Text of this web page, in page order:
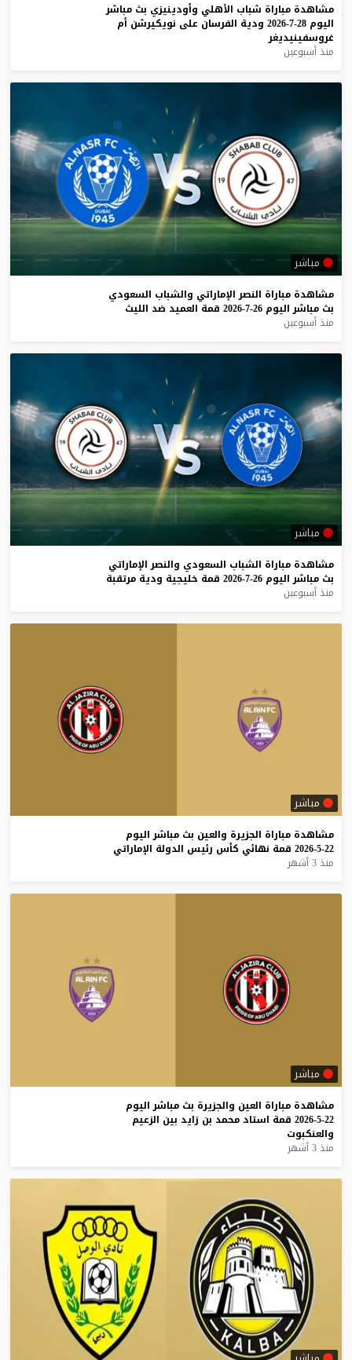
مشاهدة مباراة شباب الأهلي وأودينيزي بث مباشر
اليوم 28-7-2026 ودية الفرسان على نويكيرشن أم
غروسفينيديغر
منذ أسبوعين
مباشر
مشاهدة مباراة النصر الإماراتي والشباب السعودي
بث مباشر اليوم 26-7-2026 قمة العميد ضد الليث
منذ أسبوعين
مباشر
مشاهدة مباراة الشباب السعودي والنصر الإماراتي
بث مباشر اليوم 26-7-2026 قمة خليجية ودية مرتقبة
منذ أسبوعين
مباشر
مشاهدة مباراة الجزيرة والعين بث مباشر اليوم
22-5-2026
قمة نهائي كأس رئيس الدولة الإماراتي
منذ 3 أشهر
مباشر
مشاهدة مباراة العين والجزيرة بث مباشر اليوم
22-5-2026
قمة استاد محمد بن زايد بين الزعيم
والعنكبوت
منذ 3 أشهر